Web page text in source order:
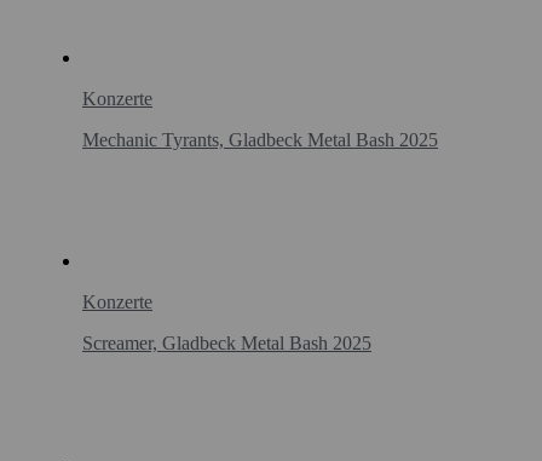
Konzerte
Mechanic Tyrants, Gladbeck Metal Bash 2025
Konzerte
Screamer, Gladbeck Metal Bash 2025